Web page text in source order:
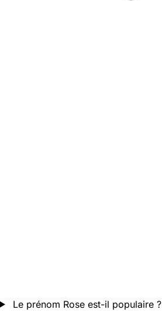
Le prénom Rose est-il populaire ?